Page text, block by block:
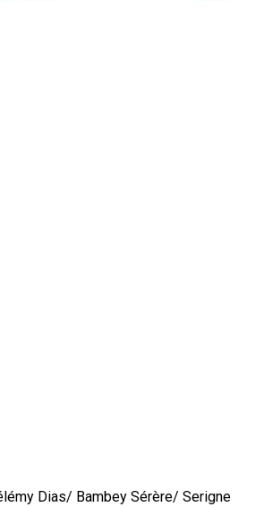
Dias/ Bambey Sérère/ Serigne